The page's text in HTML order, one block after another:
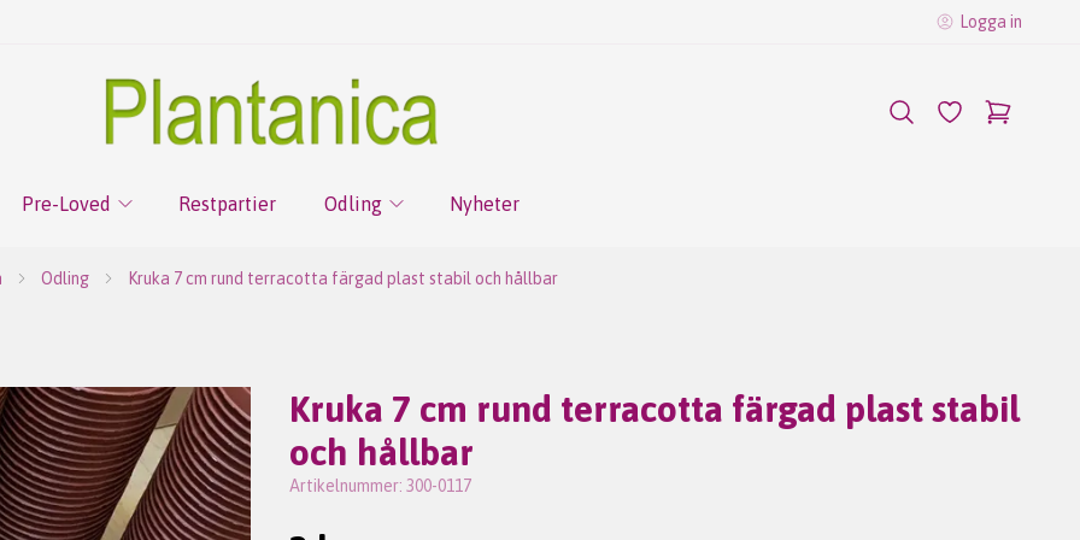
Logga in
Pre-Loved Restpartier Odling Nyheter
Odling Kruka 7 cm rund terracotta färgad plast stabil och hållbar
Kruka 7 cm rund terracotta färgad plast stabil
och hållbar
Artikelnummer: 300-0117